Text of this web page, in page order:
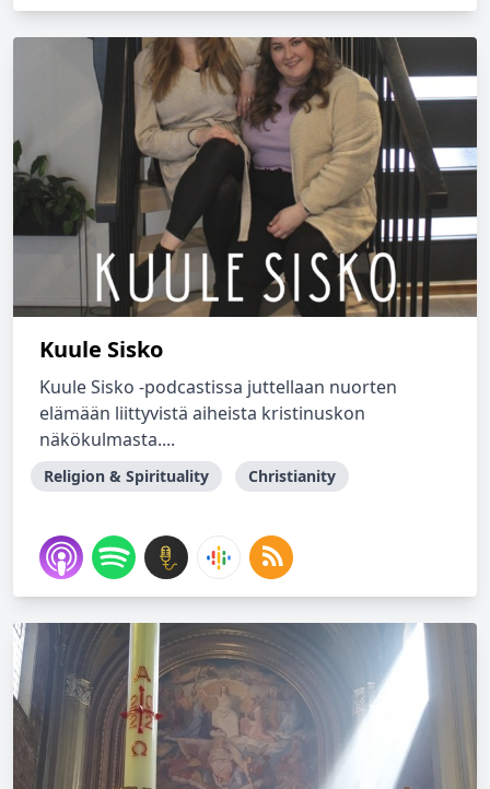
Kuule Sisko
Kuule Sisko -podcastissa juttellaan nuorten
elämään liittyvistä aiheista kristinuskon
näkökulmasta....
Religion & Spirituality Christianity